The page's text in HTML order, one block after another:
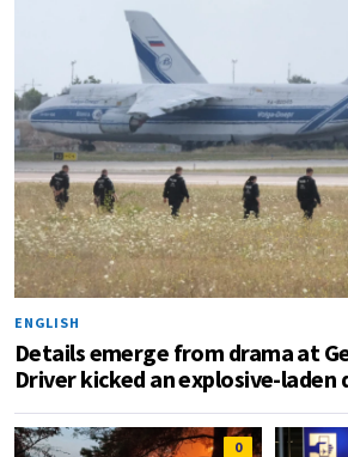
ENGLISH
Details emerge from drama at
Driver kicked an explosive-laden
0